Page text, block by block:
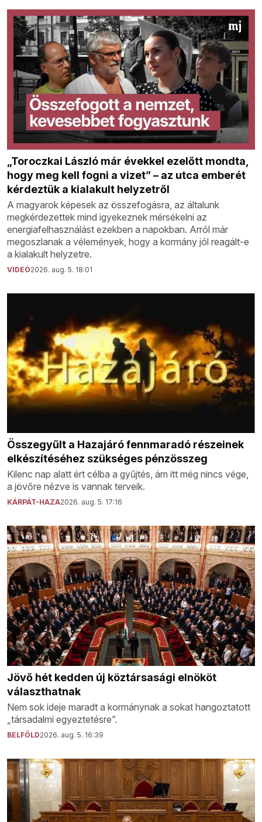
„Toroczkai László már évekkel ezelőtt mondta,
hogy meg kell fogni a vizet” – az utca emberét
kérdeztük a kialakult helyzetről
A magyarok képesek az összefogásra, az általunk
megkérdezettek mind igyekeznek mérsékelni az
energiafelhasználást ezekben a napokban. Arról már
megoszlanak a vélemények, hogy a kormány jól reagált-e
a kialakult helyzetre.
VIDEÓ2026. aug. 5. 18:01
Összegyűlt a Hazajáró fennmaradó részeinek
elkészítéséhez szükséges pénzösszeg
Kilenc nap alatt ért célba a gyűjtés, ám itt még nincs vége,
a jövőre nézve is vannak terveik.
KÁRPÁT-HAZA2026. aug. 5. 17:16
Jövő hét kedden új köztársasági elnököt
választhatnak
Nem sok ideje maradt a kormánynak a sokat hangoztatott
„társadalmi egyeztetésre”.
BELFÖLD2026. aug. 5. 16:39